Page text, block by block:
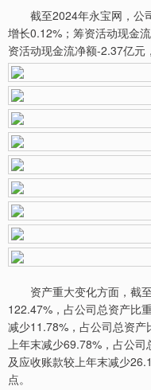
截至2024年永宝网，公
增长0.12%；筹资活动现金
资活动现金流净额-2.37亿元
资产重大变化方面，截至
122.47%，占公司总资产比
减少11.78%，占公司总资
上年末减少69.78%，占公
及应收账款较上年末减少
点。